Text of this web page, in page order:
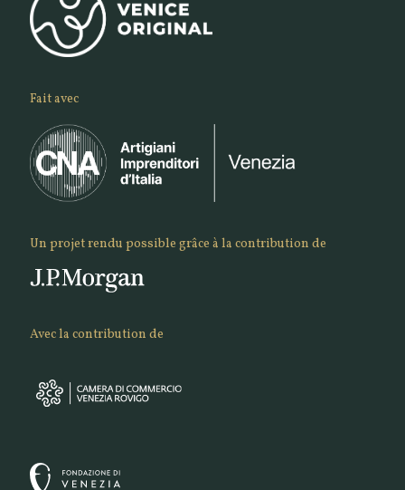
Fait avec
Un projet rendu possible grâce à la contribution de
Avec la contribution de